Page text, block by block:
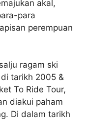
akal,
para
perempuan
ragam ski
tarikh 2005 &
To Ride Tour,
diakui paham
Di dalam tarikh